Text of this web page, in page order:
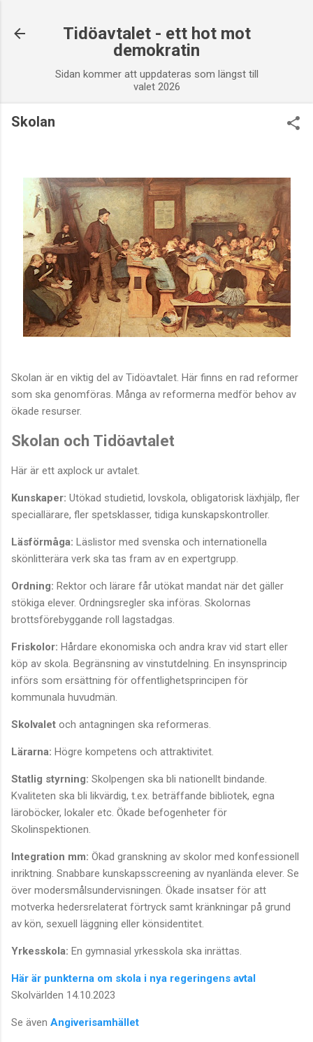
Tidöavtalet - ett hot mot
demokratin
Sidan kommer att uppdateras som längst till
valet 2026
Skolan
Skolan är en viktig del av Tidöavtalet. Här finns en rad reformer
som ska genomföras. Många av reformerna medför behov av
ökade resurser.
Skolan och Tidöavtalet
Här är ett axplock ur avtalet.
Kunskaper: Utökad studietid, lovskola, obligatorisk läxhjälp, fler
speciallärare, fler spetsklasser, tidiga kunskapskontroller.
Läsförmåga: Läslistor med svenska och internationella
skönlitterära verk ska tas fram av en expertgrupp.
Ordning: Rektor och lärare får utökat mandat när det gäller
stökiga elever. Ordningsregler ska införas. Skolornas
brottsförebyggande roll lagstadgas.
Friskolor: Hårdare ekonomiska och andra krav vid start eller
köp av skola. Begränsning av vinstutdelning. En insynsprincip
införs som ersättning för offentlighetsprincipen för
kommunala huvudmän.
Skolvalet och antagningen ska reformeras.
Lärarna: Högre kompetens och attraktivitet.
Statlig styrning: Skolpengen ska bli nationellt bindande.
Kvaliteten ska bli likvärdig, t.ex. beträffande bibliotek, egna
läroböcker, lokaler etc. Ökade befogenheter för
Skolinspektionen.
Integration mm: Ökad granskning av skolor med konfessionell
inriktning. Snabbare kunskapsscreening av nyanlända elever. Se
över modersmålsundervisningen. Ökade insatser för att
motverka hedersrelaterat förtryck samt kränkningar på grund
av kön, sexuell läggning eller könsidentitet.
Yrkesskola: En gymnasial yrkesskola ska inrättas.
Här är punkterna om skola i nya regeringens avtal
Skolvärlden 14.10.2023
Se även Angiverisamhället